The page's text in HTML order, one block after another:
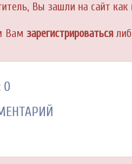
Вы зашли на сайт как
Вам зарегистрироваться
0